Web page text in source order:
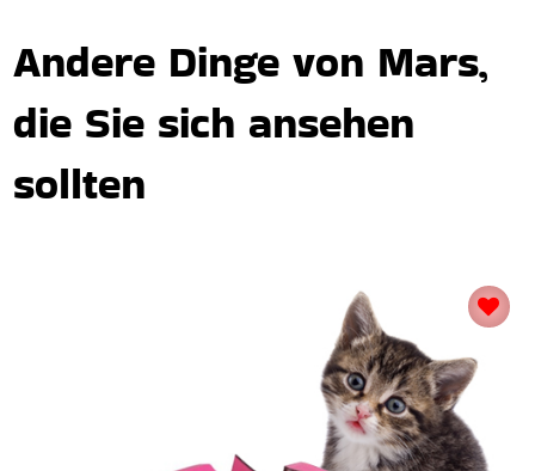
Andere Dinge von Mars,
die Sie sich ansehen
sollten